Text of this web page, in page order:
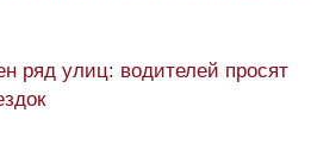
ряд улиц: водителей просят